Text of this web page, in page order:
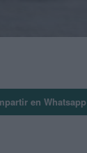
en Whatsapp